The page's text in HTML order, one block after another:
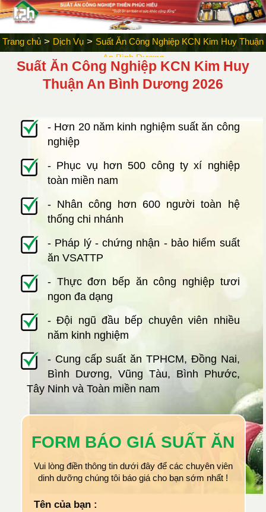
Trang chủ > Dịch Vụ > Suất Ăn Công Nghiệp KCN Kim Huy Thuận
An Bình Dương
Suất Ăn Công Nghiệp KCN Kim Huy
Thuận An Bình Dương 2026
- Hơn 20 năm kinh nghiệm suất ăn công
nghiệp
- Phục vụ hơn 500 công ty xí nghiệp
toàn miền nam
- Nhân công hơn 600 người toàn hệ
thống chi nhánh
- Pháp lý - chứng nhận - bảo hiểm suất
ăn VSATTP
- Thực đơn bếp ăn công nghiệp tươi
ngon đa dạng
- Đội ngũ đầu bếp chuyên viên nhiều
năm kinh nghiệm
- Cung cấp suất ăn TPHCM, Đồng Nai,
Bình Dương, Vũng Tàu, Bình Phước,
Tây Ninh và Toàn miền nam
FORM BÁO GIÁ SUẤT ĂN
Vui lòng điền thông tin dưới đây để các chuyên viên
dinh dưỡng chúng tôi báo giá cho bạn sớm nhất !
Tên của bạn :